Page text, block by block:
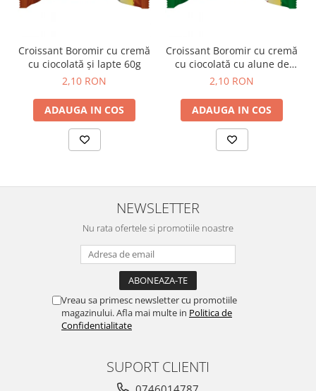
Croissant Boromir cu cremă
cu ciocolată și lapte 60g
2,10 RON
ADAUGA IN COS
Croissant Boromir cu cremă
cu ciocolată cu alune de
pădure 60g
2,10 RON
ADAUGA IN COS
NEWSLETTER
Nu rata ofertele si promotiile noastre
Vreau sa primesc newsletter cu promotiile
magazinului. Afla mai multe in Politica de
Confidentialitate
SUPORT CLIENTI